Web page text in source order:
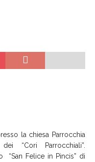
la chiesa Parrocchia
“Cori Parrocchiali”.
“San Felice in Pincis” di